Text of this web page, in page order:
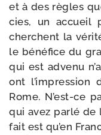
et à des règles
cies, un accueil
cherchent la
le béné­fice du
qui est adve­nu
ont l’im­pres­sion
Rome. N’est-​ce
qui avez par­lé de
fait est qu’en